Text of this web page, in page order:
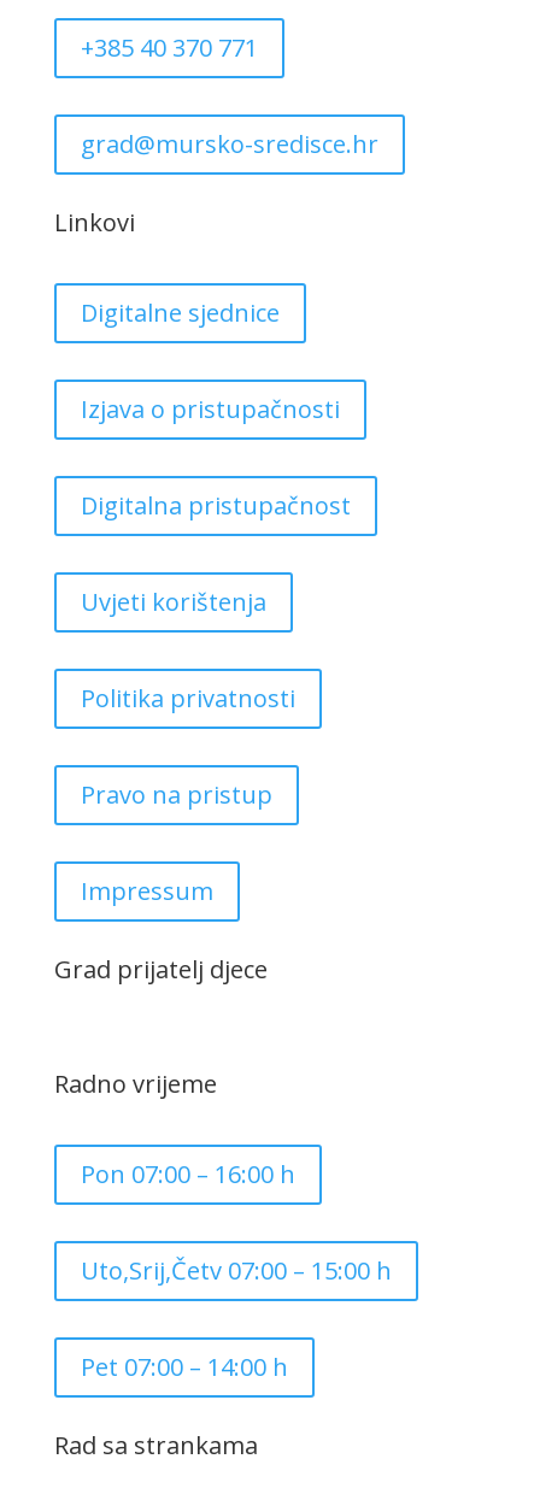
+385 40 370 771
grad@mursko-sredisce.hr
Linkovi
Digitalne sjednice
Izjava o pristupačnosti
Digitalna pristupačnost
Uvjeti korištenja
Politika privatnosti
Pravo na pristup
Impressum
Grad prijatelj djece
Radno vrijeme
Pon 07:00 – 16:00 h
Uto,Srij,Četv 07:00 – 15:00 h
Pet 07:00 – 14:00 h
Rad sa strankama